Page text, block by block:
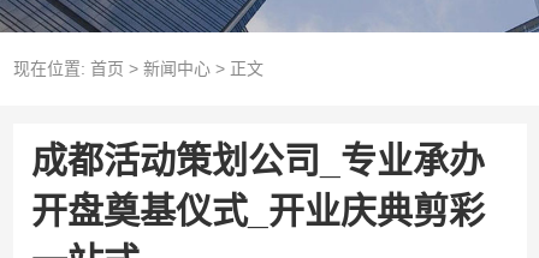
现在位置: 首页 > 新闻中心> 正文
成都活动策划公司_专业承办
开盘奠基仪式_开业庆典剪彩